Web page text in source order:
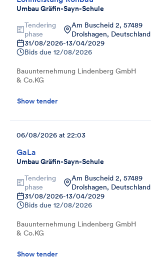
Umbau Gräfin-Sayn-Schule
Tendering
phase
Am Buscheid 2, 57489
Drolshagen, Deutschland
31/08/2026-13/04/2029
Bids due 12/08/2026
Bauunternehmung Lindenberg GmbH
& Co.KG
Show tender
GaLa
Umbau Gräfin-Sayn-Schule
06/08/2026 at 22:03
Tendering
phase
Am Buscheid 2, 57489
Drolshagen, Deutschland
31/08/2026-13/04/2029
Bids due 12/08/2026
Bauunternehmung Lindenberg GmbH
& Co.KG
Show tender